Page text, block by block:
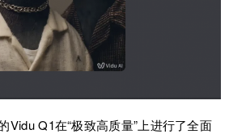
Vidu Q1在“极致高质量”上进行了全面